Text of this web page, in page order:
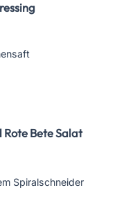
Bete Salat
Spiralschneider